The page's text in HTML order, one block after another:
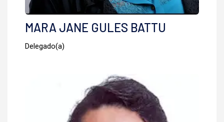
MARA JANE GULES BATTU
Delegado(a)